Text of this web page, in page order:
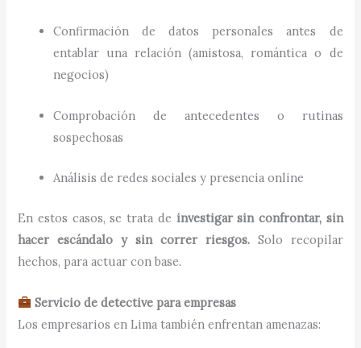
Confirmación de datos personales antes de
entablar una relación (amistosa, romántica o de
negocios)
Comprobación de antecedentes o rutinas
sospechosas
Análisis de redes sociales y presencia online
En estos casos, se trata de investigar sin confrontar, sin
hacer escándalo y sin correr riesgos.Solo recopilar
hechos, para actuar con base.
Servicio de detective para empresas
Los empresarios en Lima también enfrentan amenazas: